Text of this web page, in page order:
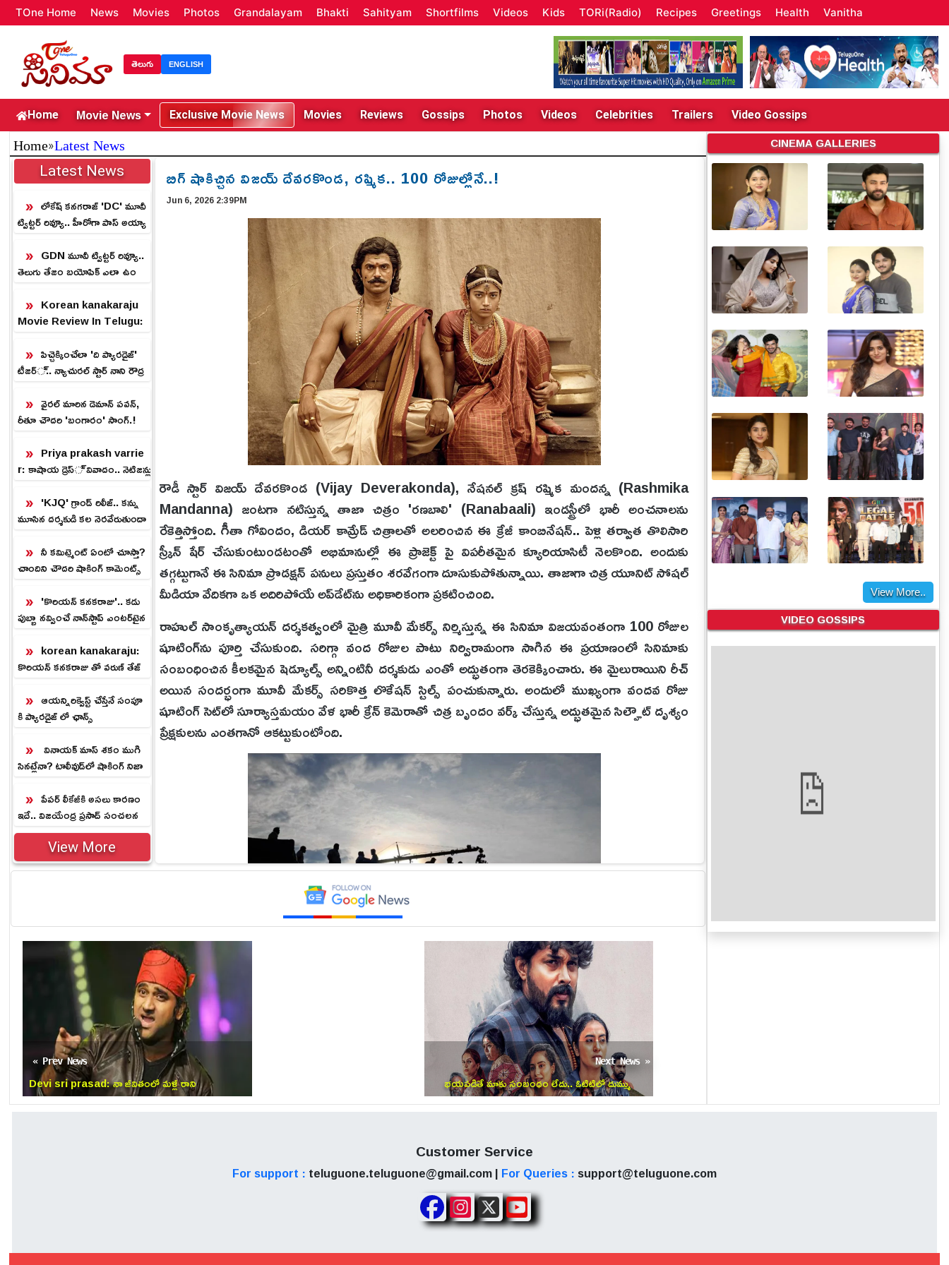
TOne Home News Movies Photos Grandalayam Bhakti Sahityam Shortfilms Videos Kids TORi(Radio) Recipes Greetings Health Vanitha
తెలుగు ENGLISH
Home Movie News Exclusive Movie News Movies Reviews Gossips Photos Videos Celebrities Trailers Video Gossips
Home»Latest News
Latest News
లోకేష్ కనగరాజ్ 'DC' మూవీ
ట్విట్టర్ రివ్యూ.. హీరోగా పాస్ అయ్యా
GDN మూవీ ట్విట్టర్ రివ్యూ..
తెలుగు తేజం బయోపిక్ ఎలా ఉం
Korean kanakaraju
Movie Review In Telugu:
పిచ్చెక్కించేలా 'ది ప్యారడైజ్'
టీజర్.. న్యాచురల్ స్టార్ నాని రౌద్ర
వైరల్ మారిన డెమాన్ పవన్,
రీతూ చౌదరి 'బంగారం' సాంగ్.!
Priya prakash varrie
r: కాషాయ డ్రెస్ వివాదం.. నెటిజన్లు
'KJQ' గ్రాండ్ రిలీజ్.. కన్ను
మూసిన దర్శకుడి కల నెరవేరుతుందా
నీ కమిట్మెంట్ ఏంటో చూస్తా?
చాందిని చౌదరి షాకింగ్ కామెంట్స్
'కొరియన్ కనకరాజు'.. కడు
పుబ్బా నవ్వించే నాన్‌స్టాప్ ఎంటర్‌టైన
korean kanakaraju:
కొరియన్ కనకరాజు తో వరుణ్ తేజ్
ఇలా! ఆయన్నిరిక్వెస్ట్ చేస్తేనే సంపూ
కి ప్యారడైజ్ లో ఛాన్స్
వినాయక్ మాస్ శకం ముగి
సినట్లేనా? టాలీవుడ్‌లో షాకింగ్ నిజా
పేపర్ లీకేజీకి అసలు కారణం
ఇదే.. విజయేంద్ర ప్రసాద్ సంచలన
వ్యాఖ్యలు
View More
బిగ్ షాకిచ్చిన విజయ్ దేవరకొండ, రష్మిక.. 100 రోజుల్లోనే..!
Jun 6, 2026 2:39PM
రౌడీ స్టార్ విజయ్ దేవరకొండ (Vijay Deverakonda), నేషనల్ క్రష్ రష్మిక మందన్న (Rashmika
Mandanna) జంటగా నటిస్తున్న తాజా చిత్రం 'రణబాలి' (Ranabaali) ఇండస్ట్రీలో భారీ అంచనాలను
రేకెత్తిస్తోంది. గీతా గోవిందం, డియర్ కామ్రేడ్ చిత్రాలతో అలరించిన ఈ క్రేజీ కాంబినేషన్.. పెళ్లి తర్వాత తొలిసారి
స్క్రీన్ షేర్ చేసుకుంటుండటంతో అభిమానుల్లో ఈ ప్రాజెక్ట్ పై విపరీతమైన క్యూరియాసిటీ నెలకొంది. అందుకు
తగ్గట్టుగానే ఈ సినిమా ప్రొడక్షన్ పనులు ప్రస్తుతం శరవేగంగా దూసుకుపోతున్నాయి. తాజాగా చిత్ర యూనిట్ సోషల్
మీడియా వేదికగా ఒక అదిరిపోయే అప్‌డేట్‌ను అధికారికంగా ప్రకటించింది.
రాహుల్ సాంకృత్యాయన్ దర్శకత్వంలో మైత్రి మూవీ మేకర్స్ నిర్మిస్తున్న ఈ సినిమా విజయవంతంగా 100 రోజుల
షూటింగ్‌ను పూర్తి చేసుకుంది. సరిగ్గా వంద రోజుల పాటు నిర్విరామంగా సాగిన ఈ ప్రయాణంలో సినిమాకు
సంబంధించిన కీలకమైన షెడ్యూల్స్ అన్నింటినీ దర్శకుడు ఎంతో అద్భుతంగా తెరకెక్కించారు. ఈ మైలురాయిని రీచ్
అయిన సందర్భంగా మూవీ మేకర్స్ సరికొత్త లొకేషన్ స్టిల్స్ పంచుకున్నారు. అందులో ముఖ్యంగా వందవ రోజు
షూటింగ్ సెట్‌లో సూర్యాస్తమయం వేళ భారీ క్రేన్ కెమెరాతో చిత్ర బృందం వర్క్ చేస్తున్న అద్భుతమైన సిల్హౌట్ దృశ్యం
ప్రేక్షకులను ఎంతగానో ఆకట్టుకుంటోంది.
మరో విశేషం ఏమిటంటే, ఈ వంద రోజుల సుదీర్ఘ ప్రయాణంతో 'రణబాలి' సినిమాకు సంబంధించిన 90% షూటింగ్
పార్ట్ పూర్తిగా పూర్తయిపోయింది. కేవలం 10 శాతం మాత్రమే మిగిలి ఉండటంతో చిత్ర బృందం త్వరలోనే
గుమ్మడికాయ కొట్టేందుకు సిద్ధమవుతోంది.
« Prev News
Devi sri prasad: నా జీవితంలో మళ్లీ రాని
అద్భుతమైన అవకాశం.. క్రేజీ ప్రాజెక్ట్ కి మ్యూజిక్
Next News »
భయపడితే మాకు సంబంధం లేదు.. ఓటిటిలో దుమ్ము
రేపుతున్న హర్రర్ క్రైమ్ థ్రిల్లర్
CINEMA GALLERIES
View More..
VIDEO GOSSIPS
Customer Service
For support : teluguone.teluguone@gmail.com | For Queries : support@teluguone.com